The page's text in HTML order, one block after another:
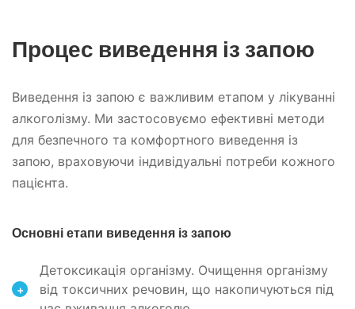
Процес виведення із запою
Виведення із запою є важливим етапом у лікуванні
алкоголізму. Ми застосовуємо ефективні методи
для безпечного та комфортного виведення із
запою, враховуючи індивідуальні потреби кожного
пацієнта.
Основні етапи виведення із запою
+
Детоксикація організму. Очищення організму
від токсичних речовин, що накопичуються під